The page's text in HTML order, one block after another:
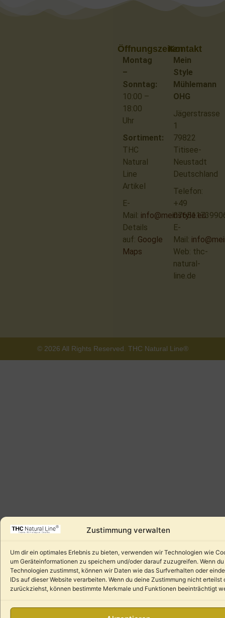
Zustimmung verwalten
Um dir ein optimales Erlebnis zu bieten, verwenden wir Technologien wie
um Geräteinformationen zu speichern und/oder darauf zuzugreifen. Wenn
Technologien zustimmst, können wir Daten wie das Surfverhalten oder
IDs auf dieser Website verarbeiten. Wenn du deine Zustimmung nicht erteilst
zurückziehst, können bestimmte Merkmale und Funktionen beeinträchtigt
Kontakt
Mein
Style
Mühlemann
OHG
Jägerstrasse
1
79822
Titisee-
Neustadt
Deutschland
Telefon:
+49
E-
Mail:
Web: thc-
natural-
line.de
Öffnungszeiten
Montag
–
Sonntag:
10:00 –
18:00
Uhr
Sortiment:
THC
Natural
Line
Artikel
E-
Mail: info@meinstyle.eu
Details
auf: Google
Maps
© 2026 All Rights Reserved. THC Natural Line®